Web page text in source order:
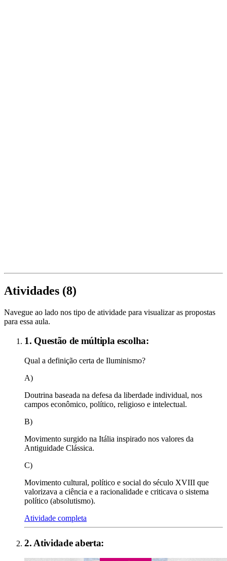
Atividades (8)
Navegue ao lado nos tipo de atividade para visualizar as propostas
para essa aula.
1. Questão de múltipla escolha:
Qual a definição certa de Iluminismo?
A)
Doutrina baseada na defesa da liberdade individual, nos
campos econômico, político, religioso e intelectual.
B)
Movimento surgido na Itália inspirado nos valores da
Antiguidade Clássica.
C)
Movimento cultural, político e social do século XVIII que
valorizava a ciência e a racionalidade e criticava o sistema
político (absolutismo).
Atividade completa
2. Atividade aberta: